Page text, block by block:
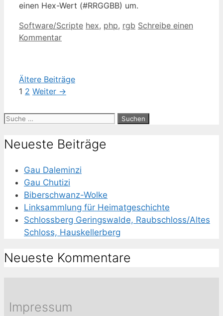
einen Hex-Wert (#RRGGBB) um.
Kategorien
Software/Scripte Schlagwörter
hex, php, rgb Schreibe einen
Kommentar
Ältere Beiträge
Seite
1 Seite
2 Weiter →
Suche
Neueste Beiträge
Gau Daleminzi
Gau Chutizi
Biberschwanz-Wolke
Linksammlung für Heimatgeschichte
Schlossberg Geringswalde, Raubschloss/Altes
Schloss, Hauskellerberg
Neueste Kommentare
Impressum